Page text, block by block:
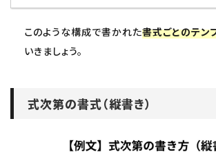
このような構成で書かれた書式ごとのテン
いきましょう。
式次第の書式（縦書き）